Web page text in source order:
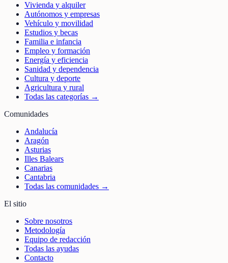
Vivienda y alquiler
Autónomos y empresas
Vehículo y movilidad
Estudios y becas
Familia e infancia
Empleo y formación
Energía y eficiencia
Sanidad y dependencia
Cultura y deporte
Agricultura y rural
Todas las categorías →
Comunidades
Andalucía
Aragón
Asturias
Illes Balears
Canarias
Cantabria
Todas las comunidades →
El sitio
Sobre nosotros
Metodología
Equipo de redacción
Todas las ayudas
Contacto